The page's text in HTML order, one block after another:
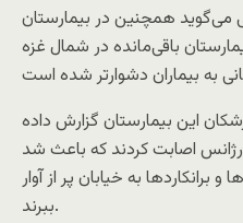
می‌گوید همچنین در بیمارستان
باقی‌مانده در شمال غزه
این بیمارستان گزارش داده
اصابت کردند که باعث شد
برانکاردها به خیابان پر از آوار
ببرند.